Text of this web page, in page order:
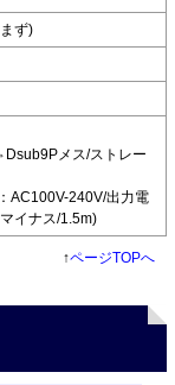
ず)
メス/ストレー
AC100V-240V/出力電
イナス/1.5m)
↑ページTOPへ